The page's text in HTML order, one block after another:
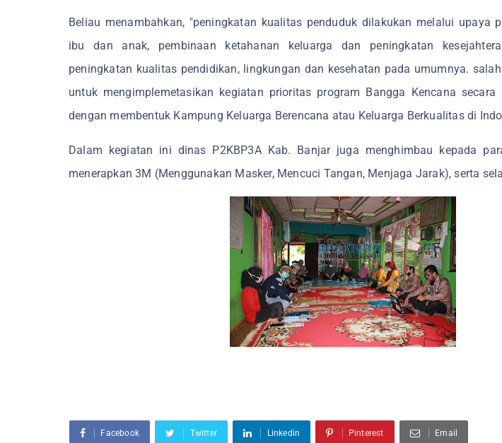
Beliau menambahkan, "peningkatan kualitas penduduk dilakukan melalui upaya
ibu dan anak, pembinaan ketahanan keluarga dan peningkatan
peningkatan kualitas pendidikan, lingkungan dan kesehatan pada umumnya.
untuk mengimplemetasikan kegiatan prioritas program Bangga Kencana
dengan membentuk Kampung Keluarga Berencana atau Keluarga Berkualitas di
Dalam kegiatan ini dinas P2KBP3A Kab. Banjar juga menghimbau kepada
menerapkan 3M (Menggunakan Masker, Mencuci Tangan, Menjaga Jarak), serta
Facebook Twitter Linkedin Pinterest Email